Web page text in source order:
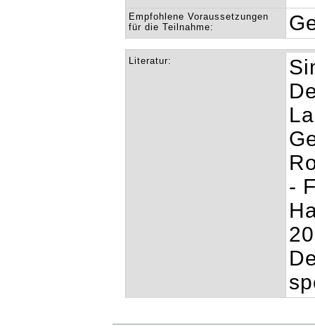
Empfohlene Voraussetzungen
für die Teilnahme:
Literatur:
-